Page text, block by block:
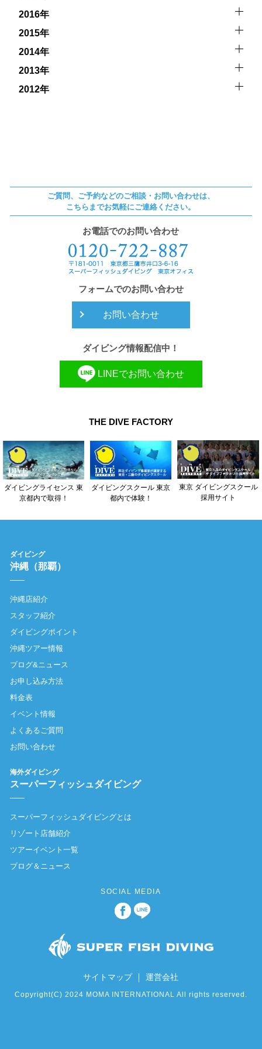
2016年
2015年
2014年
2013年
2012年
ご質問、ご予約などのご相談・お問い合わせは、
こちらまでお気軽にご連絡ください。
お電話でのお問い合わせ
フォームでのお問い合わせ
お問い合わせ
ダイビング情報配信中！
LINEでお問い合わせ
THE DIVE FACTORY
ダイビングライセンス 東
京都内で取得！
ダイビングスクール 東京
都内で体験！
東京 ダイビングスクール
採用サイト
ダイビング
沖縄（那覇）
沖縄店紹介
スタッフ紹介
ダイビングポイント
沖縄ツアー情報
ブログ&ニュース
お申し込み方法
料金表
イベント情報
よくあるご質問
お問い合わせ
海外ダイビング
スーパーフィッシュダイビング
スーパーフィッシュダイビングとは
リゾート店舗紹介
ツアーイベント一覧
ブログ＆ニュース
SOCIAL MEDIA
サイトマップ｜運営会社
Copyright(C) 2024 MOMA INTERNATIONAL All rights reserved.